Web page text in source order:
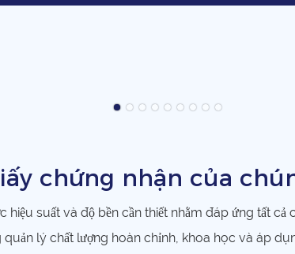
chứng nhận của
hiệu suất và độ bền cần thiết nhằm đáp ứng tất
quản lý chất lượng hoàn chỉnh, khoa học và áp